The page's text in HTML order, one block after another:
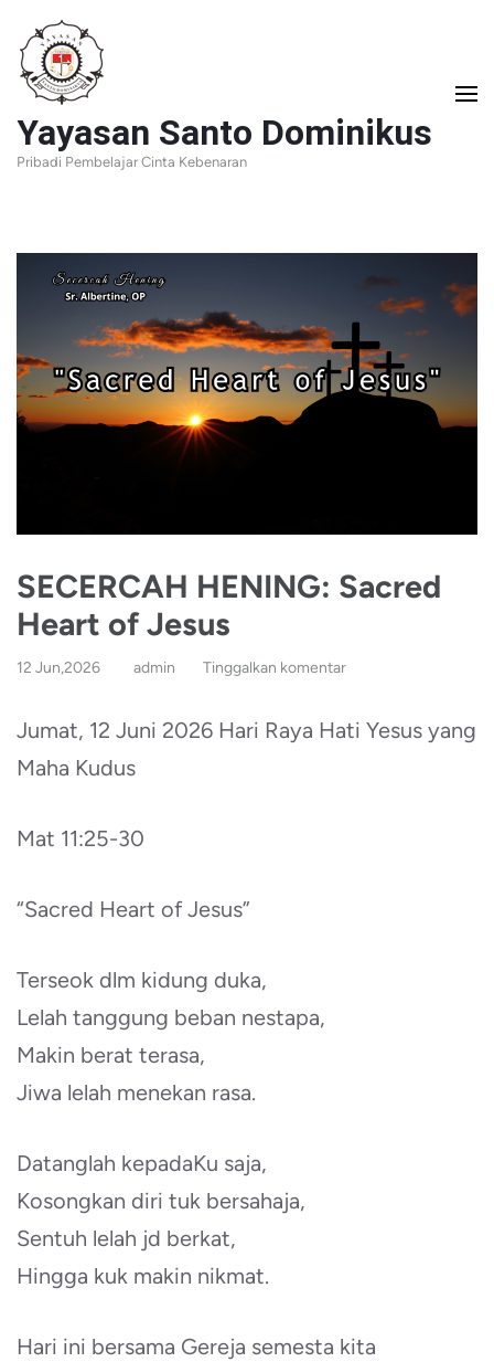
Lompat
ke
konten
(Tekan
Enter)
Yayasan Santo Dominikus
Pribadi Pembelajar Cinta Kebenaran
SECERCAH HENING: Sacred
Heart of Jesus
12 Jun,2026 admin Tinggalkan komentar
Jumat, 12 Juni 2026 Hari Raya Hati Yesus yang
Maha Kudus
Mat 11:25-30
“Sacred Heart of Jesus”
Terseok dlm kidung duka,
Lelah tanggung beban nestapa,
Makin berat terasa,
Jiwa lelah menekan rasa.
Datanglah kepadaKu saja,
Kosongkan diri tuk bersahaja,
Sentuh lelah jd berkat,
Hingga kuk makin nikmat.
Hari ini bersama Gereja semesta kita